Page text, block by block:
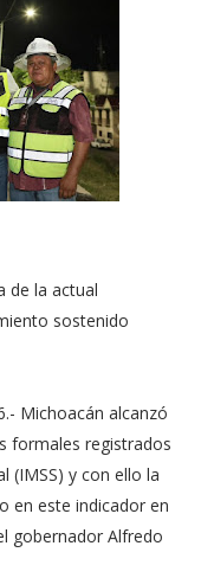
de la actual
sostenido
Michoacán alcanzó
formales registrados
(IMSS) y con ello la
en este indicador en
gobernador Alfredo